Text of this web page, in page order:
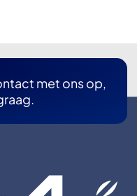
met ons op,